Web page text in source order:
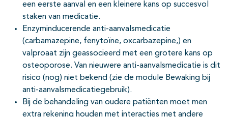
een eerste aanval en een kleinere kans op succesvol
staken van medicatie.
Enzyminducerende anti-aanvalsmedicatie
(carbamazepine, fenytoïne, oxcarbazepine,) en
valproaat zijn geassocieerd met een grotere kans op
osteoporose. Van nieuwere anti-aanvalsmedicatie is dit
risico (nog) niet bekend (zie de module Bewaking bij
anti-aanvalsmedicatiegebruik).
Bij de behandeling van oudere patiënten moet men
extra rekening houden met interacties met andere